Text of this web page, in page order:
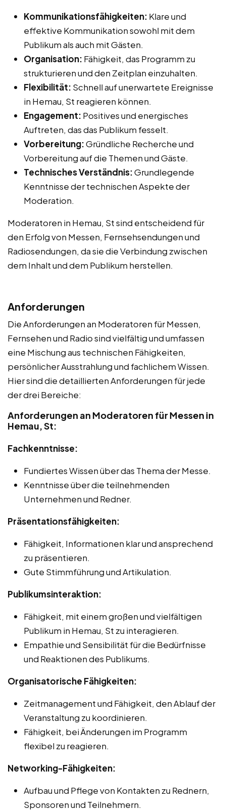
Kommunikationsfähigkeiten: Klare und
effektive Kommunikation sowohl mit dem
Publikum als auch mit Gästen.
Organisation: Fähigkeit, das Programm zu
strukturieren und den Zeitplan einzuhalten.
Flexibilität: Schnell auf unerwartete Ereignisse
in Hemau, St reagieren können.
Engagement: Positives und energisches
Auftreten, das das Publikum fesselt.
Vorbereitung:Gründliche Recherche und
Vorbereitung auf die Themen und Gäste.
Technisches Verständnis:Grundlegende
Kenntnisse der technischen Aspekte der
Moderation.
Moderatoren in Hemau, St sind entscheidend für
den Erfolg von Messen, Fernsehsendungen und
Radiosendungen, da sie die Verbindung zwischen
dem Inhalt und dem Publikum herstellen.
Anforderungen
Die Anforderungen an Moderatoren für Messen,
Fernsehen und Radio sind vielfältig und umfassen
eine Mischung aus technischen Fähigkeiten,
persönlicher Ausstrahlung und fachlichem Wissen.
Hier sind die detaillierten Anforderungen für jede
der drei Bereiche:
Anforderungen an Moderatoren für Messen in
Hemau, St:
Fachkenntnisse:
Fundiertes Wissen über das Thema der Messe.
Kenntnisse über die teilnehmenden
Unternehmen und Redner.
Präsentationsfähigkeiten:
Fähigkeit, Informationen klar und ansprechend
zu präsentieren.
Gute Stimmführung und Artikulation.
Publikumsinteraktion:
Fähigkeit, mit einem großen und vielfältigen
Publikum in Hemau, St zu interagieren.
Empathie und Sensibilität für die Bedürfnisse
und Reaktionen des Publikums.
Organisatorische Fähigkeiten:
Zeitmanagement und Fähigkeit, den Ablauf der
Veranstaltung zu koordinieren.
Fähigkeit, bei Änderungen im Programm
flexibel zu reagieren.
Networking-Fähigkeiten:
Aufbau und Pflege von Kontakten zu Rednern,
Sponsoren und Teilnehmern.